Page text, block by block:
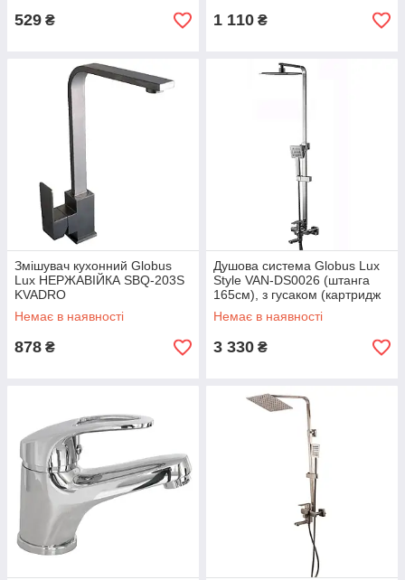
529 ₴ 1 110 ₴
Змішувач кухонний Globus
Lux НЕРЖАВІЙКА SBQ-203S
KVADRO
Немає в наявності
878 ₴
Душова система Globus Lux
Style VAN-DS0026 (штанга
165см), з гусаком (картридж
"Sedal")
Немає в наявності
3 330 ₴